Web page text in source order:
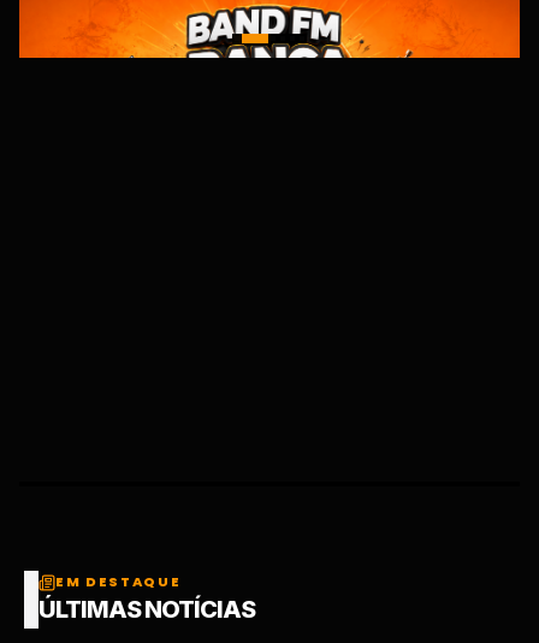
EM DESTAQUE
ÚLTIMAS NOTÍCIAS